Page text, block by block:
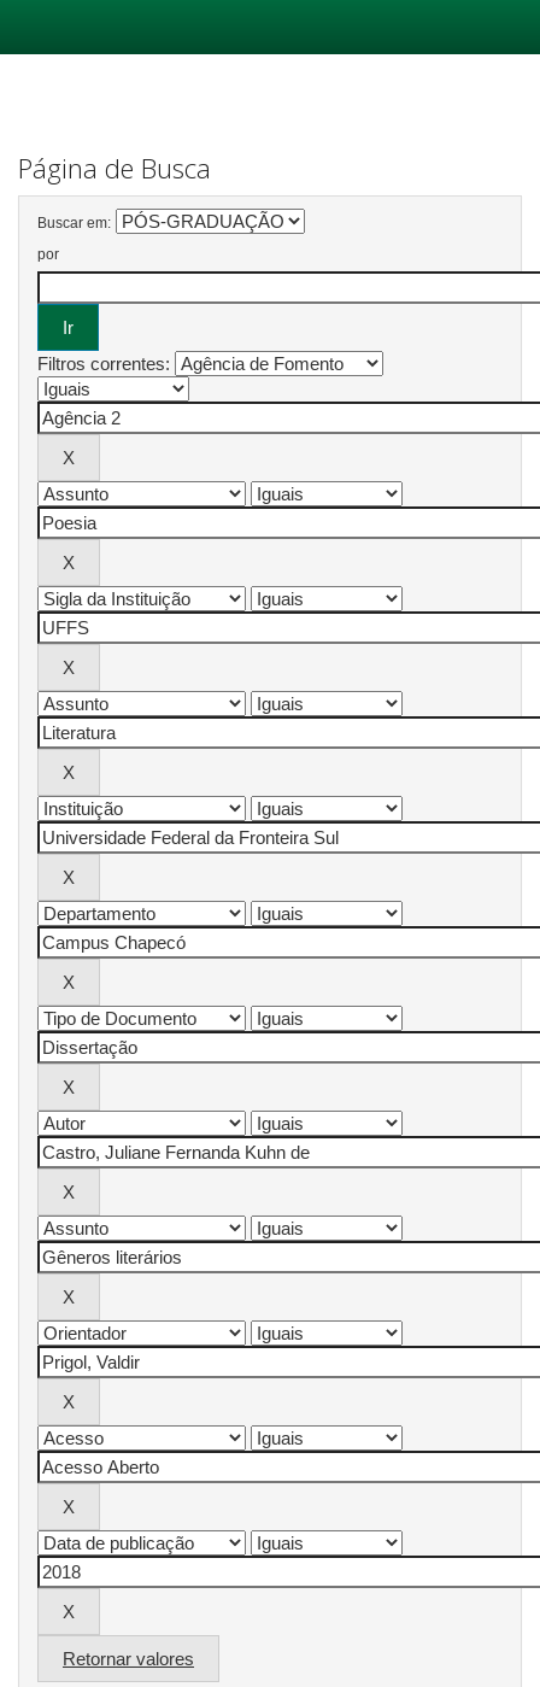
Página de Busca
Buscar em:
por
Filtros correntes:
Retornar valores